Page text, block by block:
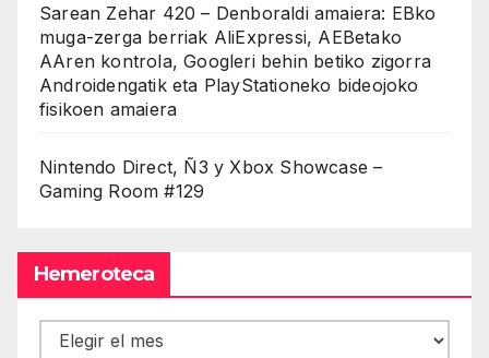
Sarean Zehar 420 – Denboraldi amaiera: EBko
muga-zerga berriak AliExpressi, AEBetako
AAren kontrola, Googleri behin betiko zigorra
Androidengatik eta PlayStationeko bideojoko
fisikoen amaiera
Nintendo Direct, Ñ3 y Xbox Showcase –
Gaming Room #129
Hemeroteca
Hemeroteca